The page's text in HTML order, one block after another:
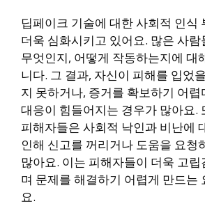
딥페이크 기술에 대한 사회적 인식
더욱 심화시키고 있어요. 많은 사
무엇인지, 어떻게 작동하는지에 대
니다. 그 결과, 자신이 피해를 입었
지 못하거나, 증거를 확보하기 어렵
대응이 힘들어지는 경우가 많아요.
피해자들은 사회적 낙인과 비난에
인해 신고를 꺼리거나 도움을 요청
많아요. 이는 피해자들이 더욱 고
며 문제를 해결하기 어렵게 만드는
요.